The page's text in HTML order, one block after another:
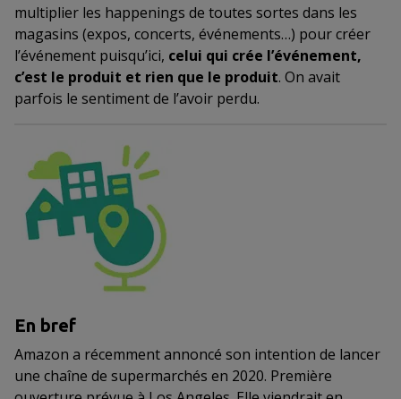
multiplier les happenings de toutes sortes dans les
magasins (expos, concerts, événements…) pour créer
l’événement puisqu’ici, celui qui crée l’événement,
c’est le produit et rien que le produit. On avait
parfois le sentiment de l’avoir perdu.
En bref
Amazon a récemment annoncé son intention de lancer
une chaîne de supermarchés en 2020. Première